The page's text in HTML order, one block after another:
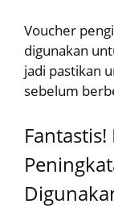
Voucher
digunakan
jadi pastikan
sebelum